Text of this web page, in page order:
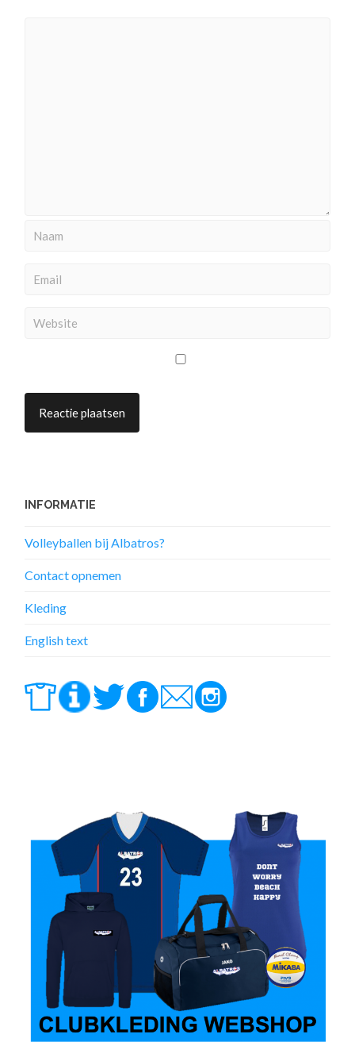
INFORMATIE
Volleyballen bij Albatros?
Contact opnemen
Kleding
English text